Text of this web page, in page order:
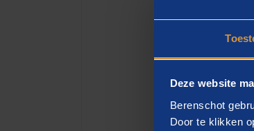
Deze website
Berenschot
Door te klikken